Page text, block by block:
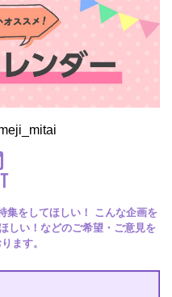
集をしてほしい！ こんな企画を
しい！などのご希望・ご意見を
ます。